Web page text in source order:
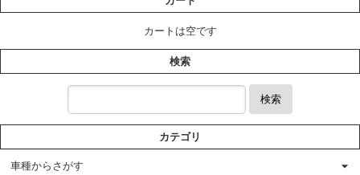
カートは空です
検索
検索
カテゴリ
車種からさがす